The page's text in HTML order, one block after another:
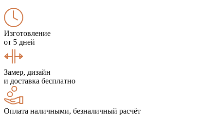
Изготовление
от 5 дней
Замер, дизайн
и доставка бесплатно
Оплата наличными, безналичный расчёт